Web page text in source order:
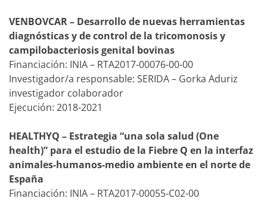
VENBOVCAR – Desarrollo de nuevas herramientas
diagnósticas y de control de la tricomonosis y
campilobacteriosis genital bovinas
Financiación: INIA – RTA2017-00076-00-00
Investigador/a responsable: SERIDA – Gorka Aduriz
investigador colaborador
Ejecución: 2018-2021
HEALTHYQ – Estrategia “una sola salud (One
health)” para el estudio de la Fiebre Q en la interfaz
animales-humanos-medio ambiente en el norte de
España
Financiación: INIA – RTA2017-00055-C02-00